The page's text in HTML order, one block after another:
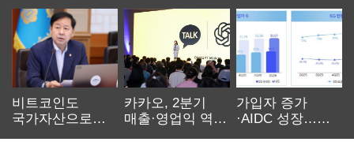
비트코인도
국가자산으로…'
카카오, 2분기
매출·영업익 역대
가입자 증가
·AIDC 성장…